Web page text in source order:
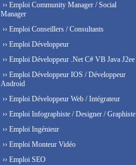
›› Emploi Community Manager / Social
Manager
›› Emploi Conseillers / Consultants
›› Emploi Développeur
›› Emploi Développeur .Net C# VB Java J2ee
›› Emploi Développeur IOS / Développeur
Android
›› Emploi Développeur Web / Intégrateur
›› Emploi Infographiste / Designer / Graphiste
›› Emploi Ingénieur
›› Emploi Monteur Vidéo
›› Emploi SEO